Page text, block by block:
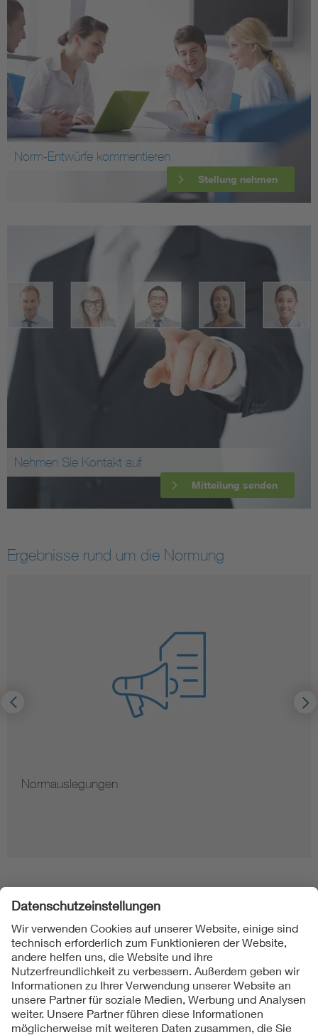
Norm-Entwürfe kommentieren
Stellung nehmen
Nehmen Sie Kontakt auf
Mitteilung senden
Ergebnisse rund um die Normung
Normauslegungen
Folgen Sie uns